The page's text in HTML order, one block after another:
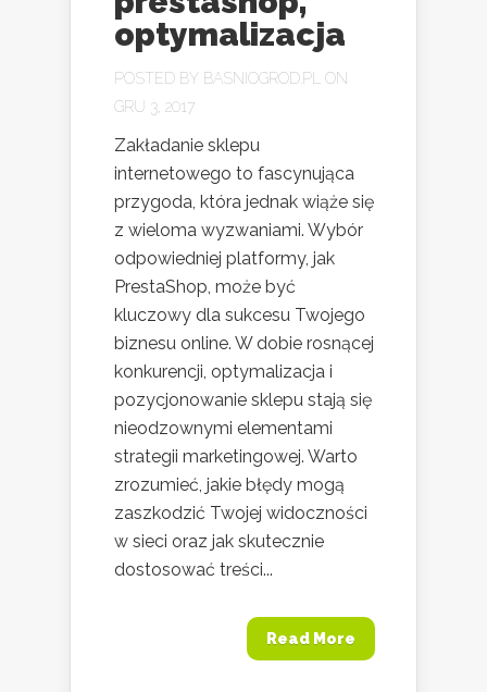
optymalizacja
POSTED BY BASNIOGROD.PL
ON
GRU 3, 2017
Zakładanie sklepu
internetowego to fascynująca
przygoda, która jednak wiąże się
z wieloma wyzwaniami. Wybór
odpowiedniej platformy, jak
PrestaShop, może być
kluczowy dla sukcesu Twojego
biznesu online. W dobie rosnącej
konkurencji, optymalizacja i
pozycjonowanie sklepu stają się
nieodzownymi elementami
strategii marketingowej. Warto
zrozumieć, jakie błędy mogą
zaszkodzić Twojej widoczności
w sieci oraz jak skutecznie
dostosować treści...
Read More